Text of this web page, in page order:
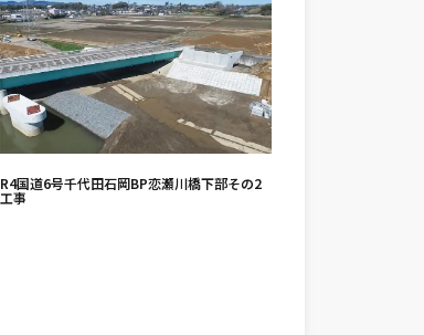
R4国道6号千代田石岡BP恋瀬川橋下部その2
工事